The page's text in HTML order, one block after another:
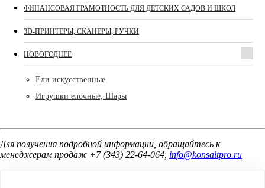
ФИНАНСОВАЯ ГРАМОТНОСТЬ ДЛЯ ДЕТСКИХ САДОВ И ШКОЛ
3D-ПРИНТЕРЫ, СКАНЕРЫ, РУЧКИ
НОВОГОДНЕЕ
Ели искусственные
Игрушки елочные, Шары
Для получения подробной информации, обращайтесь к
менеджерам продаж +7 (343) 22-64-064, info@konsaltpro.ru